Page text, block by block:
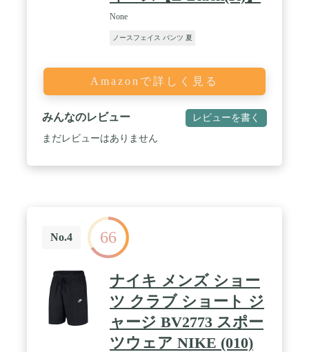
None
ノースフェイス パンツ 夏
Amazonで詳しく見る
みんなのレビュー レビューを書く
まだレビューはありません
No.4 66
ナイキ メンズ ショー
ツ クラブ ショート ジ
ャージ BV2773 スポー
ツウェア NIKE (010)